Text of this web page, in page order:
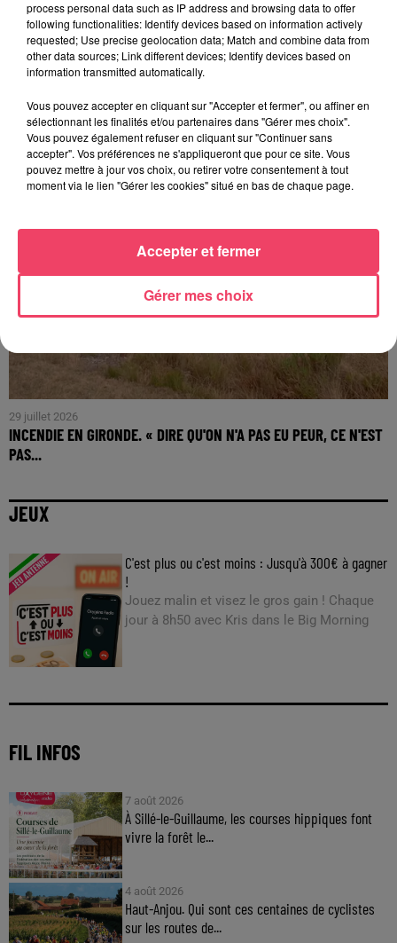
29 juillet 2026
SEGRÉ. ATTAQUE À L'ARME BLANCHE : L'AGRESSEUR INTERPELLÉ,
29 juillet 2026
INCENDIE EN GIRONDE. « DIRE QU'ON N'A PAS EU PEUR, CE N'EST
PAS...
JEUX
C'est plus ou c'est moins : Jusqu'à 300€ à gagner
!
Jouez malin et visez le gros gain ! Chaque
jour à 8h50 avec Kris dans le Big Morning
FIL INFOS
7 août 2026
À Sillé-le-Guillaume, les courses hippiques font
vivre la forêt le...
4 août 2026
Haut-Anjou. Qui sont ces centaines de cyclistes
sur les routes de...
process personal data such as IP address and browsing data to offer
following functionalities: Identify devices based on information actively
requested; Use precise geolocation data; Match and combine data from
other data sources; Link different devices; Identify devices based on
information transmitted automatically.
Vous pouvez accepter en cliquant sur "Accepter et fermer", ou affiner en
sélectionnant les finalités et/ou partenaires dans "Gérer mes choix".
Vous pouvez également refuser en cliquant sur "Continuer sans
accepter". Vos préférences ne s'appliqueront que pour ce site. Vous
pouvez mettre à jour vos choix, ou retirer votre consentement à tout
moment via le lien "Gérer les cookies" situé en bas de chaque page.
Gérer mes choix
Accepter et fermer